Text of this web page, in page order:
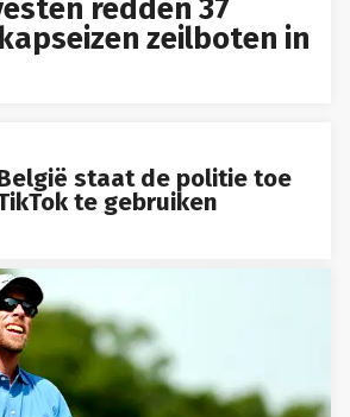
zeilboten in
te gebruiken